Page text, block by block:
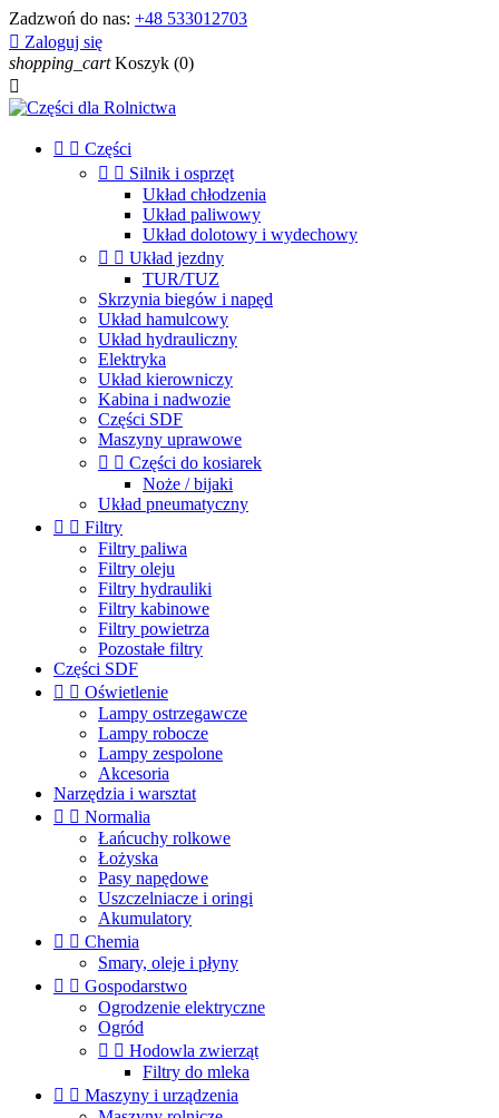
Zadzwoń do nas: +48 533012703
 Zaloguj się
shopping_cart Koszyk (0)

  Części
  Silnik i osprzęt
Układ chłodzenia
Układ paliwowy
Układ dolotowy i wydechowy
  Układ jezdny
TUR/TUZ
Skrzynia biegów i napęd
Układ hamulcowy
Układ hydrauliczny
Elektryka
Układ kierowniczy
Kabina i nadwozie
Części SDF
Maszyny uprawowe
  Części do kosiarek
Noże / bijaki
Układ pneumatyczny
  Filtry
Filtry paliwa
Filtry oleju
Filtry hydrauliki
Filtry kabinowe
Filtry powietrza
Pozostałe filtry
Części SDF
  Oświetlenie
Lampy ostrzegawcze
Lampy robocze
Lampy zespolone
Akcesoria
Narzędzia i warsztat
  Normalia
Łańcuchy rolkowe
Łożyska
Pasy napędowe
Uszczelniacze i oringi
Akumulatory
  Chemia
Smary, oleje i płyny
  Gospodarstwo
Ogrodzenie elektryczne
Ogród
  Hodowla zwierząt
Filtry do mleka
  Maszyny i urządzenia